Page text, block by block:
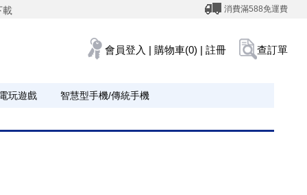
載 消費滿588免運費
會員登入 | 購物車(0) | 註冊 查訂單
玩遊戲 智慧型手機/傳統手機